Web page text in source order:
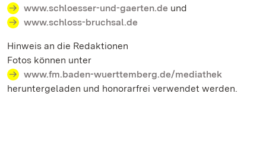
www.schloesser-und-gaerten.de und
www.schloss-bruchsal.de
Hinweis an die Redaktionen
Fotos können unter
www.fm.baden-wuerttemberg.de/mediathek
heruntergeladen und honorarfrei verwendet werden.